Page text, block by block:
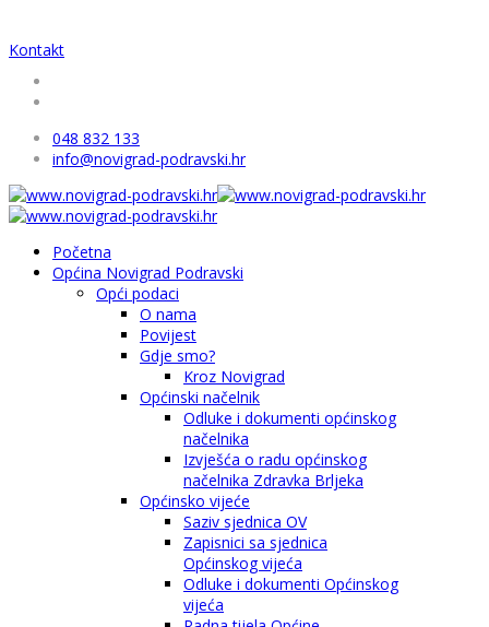
Kontakt
048 832 133
info@novigrad-podravski.hr
Početna
Općina Novigrad Podravski
Opći podaci
O nama
Povijest
Gdje smo?
Kroz Novigrad
Općinski načelnik
Odluke i dokumenti općinskog
načelnika
Izvješća o radu općinskog
načelnika Zdravka Brljeka
Općinsko vijeće
Saziv sjednica OV
Zapisnici sa sjednica
Općinskog vijeća
Odluke i dokumenti Općinskog
vijeća